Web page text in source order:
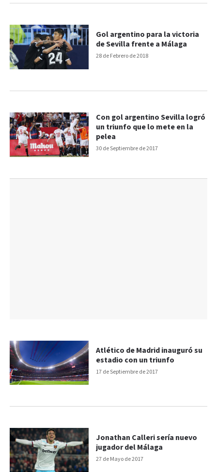
28 de Febrero de 2018
Gol argentino para la victoria
de Sevilla frente a Málaga
30 de Septiembre de 2017
Con gol argentino Sevilla logró
un triunfo que lo mete en la
pelea
17 de Septiembre de 2017
Atlético de Madrid inauguró su
estadio con un triunfo
27 de Mayo de 2017
Jonathan Calleri sería nuevo
jugador del Málaga